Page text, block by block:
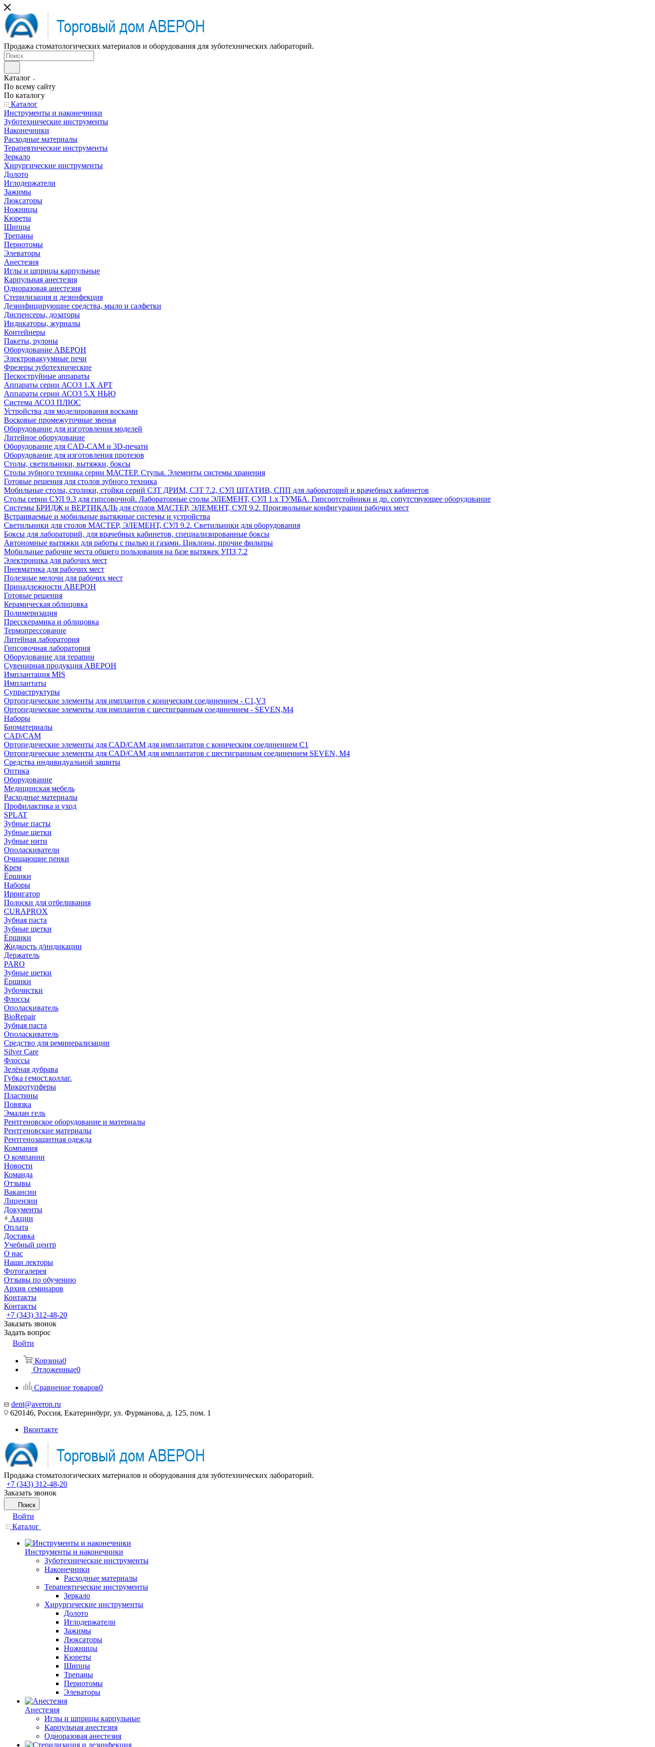
Продажа стоматологических материалов и оборудования для зуботехнических лабораторий.
Каталог
По всему сайту
По каталогу
Каталог
Инструменты и наконечники
Зуботехнические инструменты
Наконечники
Расходные материалы
Терапевтические инструменты
Зеркало
Хирургические инструменты
Долото
Иглодержатели
Зажимы
Люксаторы
Ножницы
Кюреты
Шипцы
Трепаны
Периотомы
Элеваторы
Анестезия
Иглы и шприцы карпульные
Карпульная анестезия
Одноразовая анестезия
Стерилизация и дезинфекция
Дезинфицирующие средства, мыло и салфетки
Диспенсеры, дозаторы
Индикаторы, журналы
Контейнеры
Пакеты, рулоны
Оборудование АВЕРОН
Электровакуумные печи
Фрезеры зуботехнические
Пескоструйные аппараты
Аппараты серии АСОЗ 1.Х АРТ
Аппараты серии АСОЗ 5.Х НЬЮ
Система АСОЗ ПЛЮС
Устройства для моделирования восками
Восковые промежуточные звенья
Оборудование для изготовления моделей
Литейное оборудование
Оборудование для CAD-CAM и 3D-печати
Оборудование для изготовления протезов
Cтолы, светильники, вытяжки, боксы
Столы зубного техника серии МАСТЕР. Стулья. Элементы системы хранения
Готовые решения для столов зубного техника
Мобильные столы, столики, стойки серий СЗТ ДРИМ, СЗТ 7.2, СУЛ ШТАТИВ, СПП для лабораторий и врачебных кабинетов
Столы серии СУЛ 9.3 для гипсовочной. Лабораторные столы ЭЛЕМЕНТ, СУЛ 1.х ТУМБА. Гипсоотстойники и др. сопутствующее оборудование
Системы БРИДЖ и ВЕРТИКАЛЬ для столов МАСТЕР, ЭЛЕМЕНТ, СУЛ 9.2. Произвольные конфигурации рабочих мест
Встраиваемые и мобильные вытяжные системы и устройства
Светильники для столов МАСТЕР, ЭЛЕМЕНТ, СУЛ 9.2. Светильники для оборудования
Боксы для лабораторий, для врачебных кабинетов, специализированные боксы
Автономные вытяжки для работы с пылью и газами. Циклоны, прочие фильтры
Мобильные рабочие места общего пользования на базе вытяжек УПЗ 7.2
Электроника для рабочих мест
Пневматика для рабочих мест
Полезные мелочи для рабочих мест
Принадлежности АВЕРОН
Готовые решения
Керамическая облицовка
Полимеризация
Пресскерамика и облицовка
Термопрессование
Литейная лаборатория
Гипсовочная лаборатория
Оборудование для терапии
Сувенирная продукция АВЕРОН
Имплантация MIS
Имплантаты
Супраструктуры
Ортопедические элементы для имплантов с коническим соединением - C1,V3
Ортопедические элементы для имплантов с шестигранным соединением - SEVEN,M4
Наборы
Биоматериалы
CAD/CAM
Ортопедические элементы для CAD/CAM для имплантатов с коническим соединением С1
Ортопедические элементы для CAD/CAM для имплантатов с шестигранным соединением SEVEN, М4
Средства индивидуальной защиты
Оптика
Оборудование
Медицинская мебель
Расходные материалы
Профилактика и уход
SPLAT
Зубные пасты
Зубные щетки
Зубные нити
Ополаскиватели
Очищающие пенки
Крем
Ёршики
Наборы
Ирригатор
Полоски для отбеливания
CURAPROX
Зубная паста
Зубные щетки
Ёршики
Жидкость д/индикации
Держатель
PARO
Зубные щетки
Ёршики
Зубочистки
Флоссы
Ополаскиватель
BioRepair
Зубная паста
Ополаскиватель
Средство для реминерализации
Silver Care
Флоссы
Зелёная дубрава
Губка гемост.коллаг.
Микротупферы
Пластины
Повязка
Эмалан гель
Рентгеновское оборудование и материалы
Рентгеновские материалы
Рентгенозащитная одежда
Компания
О компании
Новости
Команда
Отзывы
Вакансии
Лицензии
Документы
Акции
Оплата
Доставка
Учебный центр
О нас
Наши лекторы
Фотогалерея
Отзывы по обучению
Архив семинаров
Контакты
Контакты
+7 (343) 312-48-20
Заказать звонок
Задать вопрос
Войти
Корзина0
Отложенные0
Сравнение товаров0
dent@averon.ru
620146, Россия, Екатеринбург, ул. Фурманова, д. 125, пом. 1
Вконтакте
Продажа стоматологических материалов и оборудования для зуботехнических лабораторий.
+7 (343) 312-48-20
Заказать звонок
Поиск
Войти
Каталог
Инструменты и наконечники
Зуботехнические инструменты
Наконечники
Расходные материалы
Терапевтические инструменты
Зеркало
Хирургические инструменты
Долото
Иглодержатели
Зажимы
Люксаторы
Ножницы
Кюреты
Шипцы
Трепаны
Периотомы
Элеваторы
Анестезия
Иглы и шприцы карпульные
Карпульная анестезия
Одноразовая анестезия